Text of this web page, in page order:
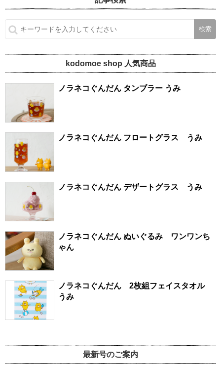
kodomoe shop 人気商品
ノラネコぐんだん タンブラー うみ
ノラネコぐんだん フロートグラス うみ
ノラネコぐんだん デザートグラス うみ
ノラネコぐんだん ぬいぐるみ ワンワンち
ゃん
ノラネコぐんだん 2枚組フェイスタオル
うみ
最新号のご案内